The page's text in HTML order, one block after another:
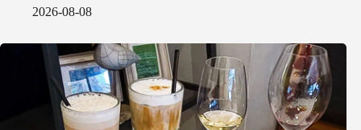
2026-08-08